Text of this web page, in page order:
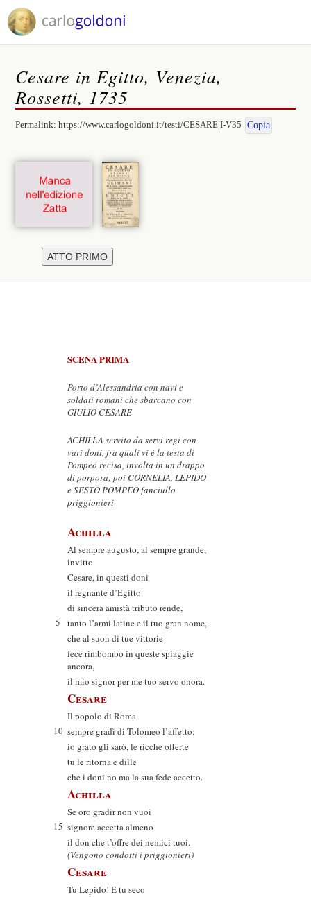
Cesare in Egitto, Venezia,
Rossetti, 1735
Permalink:https://www.carlogoldoni.it/testi/CESARE|I-V35 Copia
SCENA PRIMA
Porto d’Alessandria con navi e
soldati romani che sbarcano con
GIULIO CESARE
ACHILLA servito da servi regi con
vari doni, fra quali vi è la testa di
Pompeo recisa, involta in un drappo
di porpora; poi CORNELIA, LEPIDO
e SESTO POMPEO fanciullo
priggionieri
Achilla
Al sempre augusto, al sempre grande,
invitto
Cesare, in questi doni
il regnante d’Egitto
di sincera amistà tributo rende,
5
tanto l’armi latine e il tuo gran nome,
che al suon di tue vittorie
fece rimbombo in queste spiaggie
ancora,
il mio signor per me tuo servo onora.
Cesare
Il popolo di Roma
10 sempre gradì di Tolomeo l’affetto;
io grato gli sarò, le ricche offerte
tu le ritorna e dille
che i doni no ma la sua fede accetto.
Achilla
Se oro gradir non vuoi
15 signore accetta almeno
il don che t’offre dei nemici tuoi.
(Vengono condotti i priggionieri)
Cesare
Tu Lepido! E tu seco